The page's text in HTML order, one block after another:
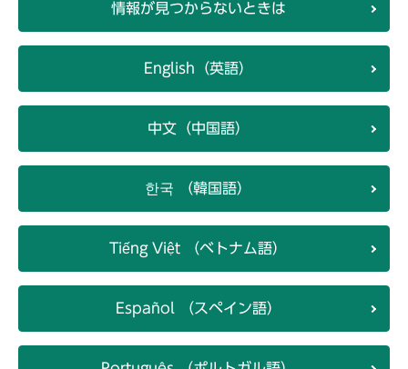
情報が見つからないときは
English（英語）
中文（中国語）
한국 （韓国語）
Tiếng Việt （ベトナム語）
Español （スペイン語）